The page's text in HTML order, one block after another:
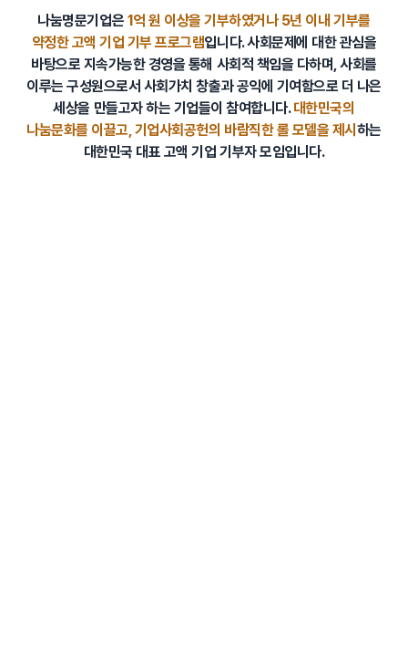
나눔명문기업은 1억 원 이상을 기부하였거나 5년 이내 기부를
약정한 고액 기업 기부 프로그램입니다.사회문제에 대한 관심을
바탕으로 지속가능한 경영을 통해 사회적 책임을 다하며,사회를
이루는 구성원으로서 사회가치 창출과 공익에 기여함으로 더 나은
세상을 만들고자 하는 기업들이 참여합니다.대한민국의
나눔문화를 이끌고, 기업사회공헌의 바람직한 롤 모델을 제시 하는
대한민국 대표 고액 기업 기부자 모임입니다.